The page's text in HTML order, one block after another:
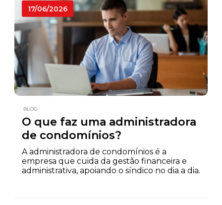
17/06/2026
BLOG
O que faz uma administradora
de condomínios?
A administradora de condomínios é a
empresa que cuida da gestão financeira e
administrativa, apoiando o síndico no dia a dia.